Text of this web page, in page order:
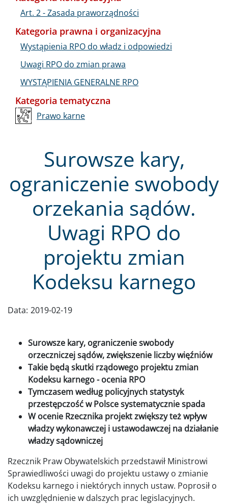
Surowsze kary,
ograniczenie swobody
orzekania sądów.
Uwagi RPO do
projektu zmian
Kodeksu karnego
Data: 2019-02-19
Surowsze kary, ograniczenie swobody
orzeczniczej sądów, zwiększenie liczby więźniów
Takie będą skutki rządowego projektu zmian
Kodeksu karnego - ocenia RPO
Tymczasem według policyjnych statystyk
przestępczość w Polsce systematycznie spada
W ocenie Rzecznika projekt zwiększy też wpływ
władzy wykonawczej i ustawodawczej na działanie
władzy sądowniczej
Rzecznik Praw Obywatelskich przedstawił Ministrowi
Sprawiedliwości uwagi do projektu ustawy o zmianie
Kodeksu karnego i niektórych innych ustaw. Poprosił o
ich uwzględnienie w dalszych prac legislacyjnych.
Art. 2 - Zasada praworządności
Kategoria prawna i organizacyjna
Wystąpienia RPO do władz i odpowiedzi
Uwagi RPO do zmian prawa
WYSTĄPIENIA GENERALNE RPO
Kategoria tematyczna
Prawo karne